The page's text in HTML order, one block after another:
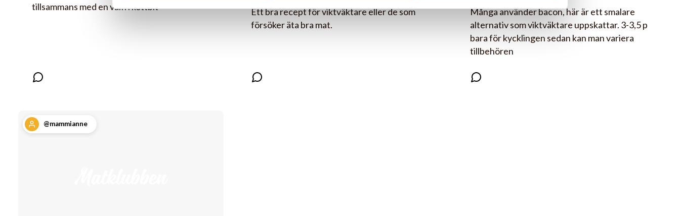
tillsammans med en valfri köttbit
Ett bra recept för viktväktare eller de som
försöker äta bra mat.
Många använder bacon, här är ett smalare
alternativ som viktväktare uppskattar. 3-3,5 p
bara för kycklingen sedan kan man variera
tillbehören
@mammianne